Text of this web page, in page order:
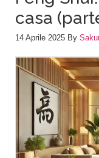
casa
14 Aprile 2025 By